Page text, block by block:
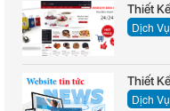
Thiết
Dịch Vụ
Thiết
Dịch Vụ